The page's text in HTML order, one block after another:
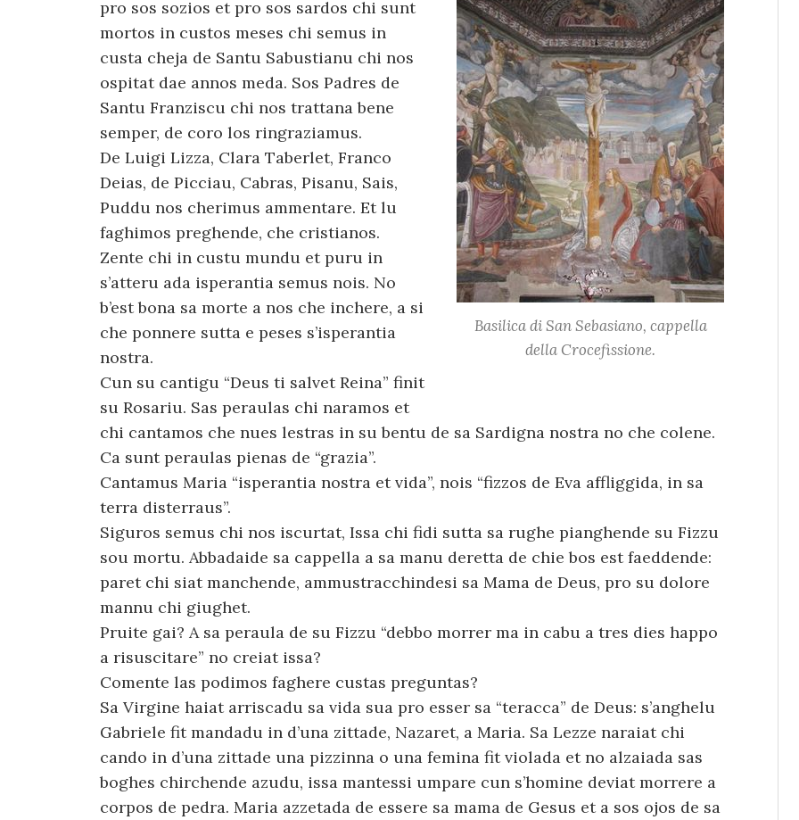
Basilica di San Sebasiano, cappella
della Crocefissione.
pro sos sozios et pro sos sardos chi sunt
mortos in custos meses chi semus in
custa cheja de Santu Sabustianu chi nos
ospitat dae annos meda. Sos Padres de
Santu Franziscu chi nos trattana bene
semper, de coro los ringraziamus.
De Luigi Lizza, Clara Taberlet, Franco
Deias, de Picciau, Cabras, Pisanu, Sais,
Puddu nos cherimus ammentare. Et lu
faghimos preghende, che cristianos.
Zente chi in custu mundu et puru in
s’atteru ada isperantia semus nois. No
b’est bona sa morte a nos che inchere, a si
che ponnere sutta e peses s’isperantia
nostra.
Cun su cantigu “Deus ti salvet Reina” finit
su Rosariu. Sas peraulas chi naramos et
chi cantamos che nues lestras in su bentu de sa Sardigna nostra no che colene.
Ca sunt peraulas pienas de “grazia”.
Cantamus Maria “isperantia nostra et vida”, nois “fizzos de Eva affliggida, in sa
terra disterraus”.
Siguros semus chi nos iscurtat, Issa chi fidi sutta sa rughe pianghende su Fizzu
sou mortu. Abbadaide sa cappella a sa manu deretta de chie bos est faeddende:
paret chi siat manchende, ammustracchindesi sa Mama de Deus, pro su dolore
mannu chi giughet.
Pruite gai? A sa peraula de su Fizzu “debbo morrer ma in cabu a tres dies happo
a risuscitare” no creiat issa?
Comente las podimos faghere custas preguntas?
Sa Virgine haiat arriscadu sa vida sua pro esser sa “teracca” de Deus: s’anghelu
Gabriele fit mandadu in d’una zittade, Nazaret, a Maria. Sa Lezze naraiat chi
cando in d’una zittade una pizzinna o una femina fit violada et no alzaiada sas
boghes chirchende azudu, issa mantessi umpare cun s’homine deviat morrere a
corpos de pedra. Maria azzetada de essere sa mama de Gesus et a sos ojos de sa